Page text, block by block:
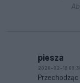
piesza
2020-02-19